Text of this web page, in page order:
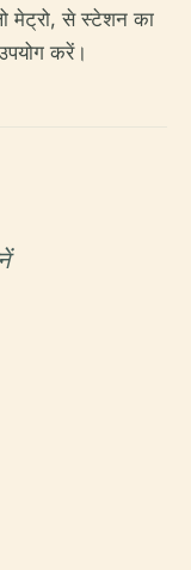
मेट्रो, से स्टेशन का
करें।